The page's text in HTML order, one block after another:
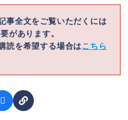
事全文をご覧いただくには
があります。
読を希望する場合は こちら